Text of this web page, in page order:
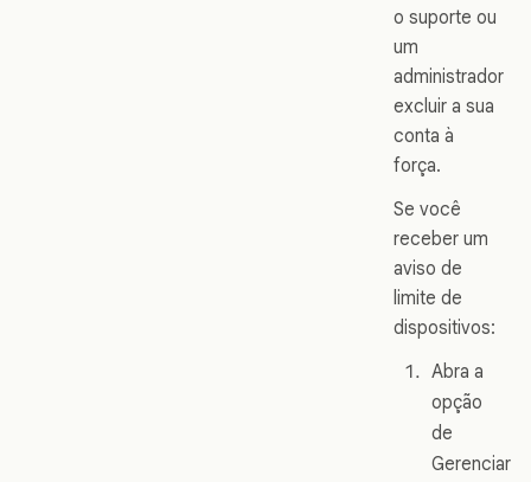
o suporte ou
um
administrador
excluir a sua
conta à
força.
Se você
receber um
aviso de
limite de
dispositivos:
Abra a
opção
de
Gerenciar